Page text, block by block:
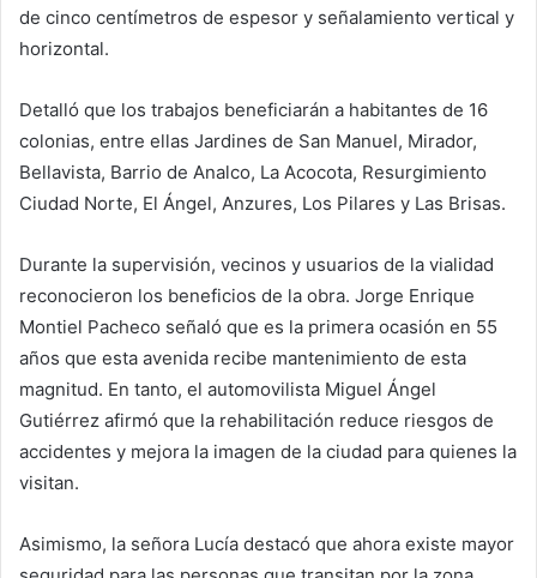
de cinco centímetros de espesor y señalamiento vertical y
horizontal.
Detalló que los trabajos beneficiarán a habitantes de 16
colonias, entre ellas Jardines de San Manuel, Mirador,
Bellavista, Barrio de Analco, La Acocota, Resurgimiento
Ciudad Norte, El Ángel, Anzures, Los Pilares y Las Brisas.
Durante la supervisión, vecinos y usuarios de la vialidad
reconocieron los beneficios de la obra. Jorge Enrique
Montiel Pacheco señaló que es la primera ocasión en 55
años que esta avenida recibe mantenimiento de esta
magnitud. En tanto, el automovilista Miguel Ángel
Gutiérrez afirmó que la rehabilitación reduce riesgos de
accidentes y mejora la imagen de la ciudad para quienes la
visitan.
Asimismo, la señora Lucía destacó que ahora existe mayor